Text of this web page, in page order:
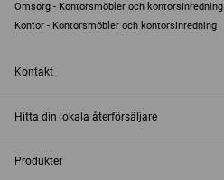
Omsorg - Kontorsmöbler och kontorsinredning
Kontor - Kontorsmöbler och kontorsinredning
Kontakt
Hitta din lokala återförsäljare
Produkter